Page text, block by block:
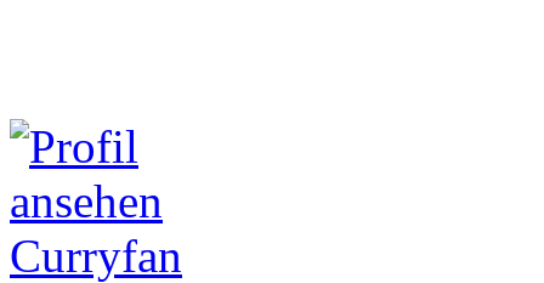
Curryfan